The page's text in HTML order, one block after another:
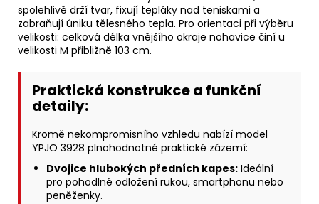
spolehlivě drží tvar, fixují tepláky nad teniskami a
zabraňují úniku tělesného tepla. Pro orientaci při výběru
velikosti: celková délka vnějšího okraje nohavice činí u
velikosti M přibližně 103 cm.
Praktická konstrukce a funkční
detaily:
Kromě nekompromisního vzhledu nabízí model
YPJO 3928 plnohodnotné praktické zázemí:
Dvojice hlubokých předních kapes: Ideální
pro pohodlné odložení rukou, smartphonu nebo
peněženky.